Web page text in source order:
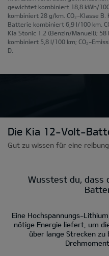
gewichtet kombiniert 18,8 kWh/
kombiniert 28 g/km. CO₂-Klasse
Batterie kombiniert 6,9 l/100 km.
Kia Stonic 1.2 (Benzin/Manuell);
kombiniert 5,8 l/100 km; CO₂-
D.
Die Kia 12-Volt-
Gut zu wissen für eine
Wusstest du, dass
Eine Hochspannungs-
nötige Energie liefert, um
über lange Strecken